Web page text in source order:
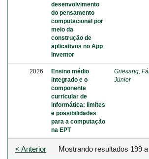
desenvolvimento
do pensamento
computacional por
meio da
construção de
aplicativos no App
Inventor
2026
Ensino médio
integrado e o
componente
curricular de
informática: limites
e possibilidades
para a computação
na EPT
Griesang,
Júnior
Mostrando resultados 199
< Anterior